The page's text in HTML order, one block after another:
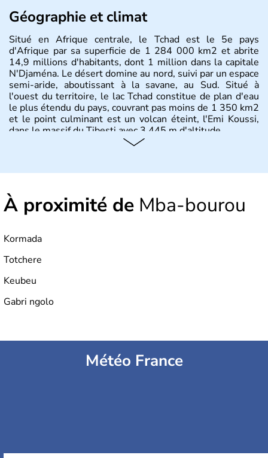
Géographie et climat
Situé en Afrique centrale, le Tchad est le 5e pays
d'Afrique par sa superficie de 1 284 000 km2 et abrite
14,9 millions d'habitants, dont 1 million dans la capitale
N'Djaména. Le désert domine au nord, suivi par un espace
semi-aride, aboutissant à la savane, au Sud. Situé à
l'ouest du territoire, le lac Tchad constitue de plan d'eau
le plus étendu du pays, couvrant pas moins de 1 350 km2
et le point culminant est un volcan éteint, l'Emi Koussi,
dans le massif du Tibesti avec 3 445 m d'altitude.
À proximité de Mba-bourou
Kormada
Totchere
Keubeu
Gabri ngolo
Météo France